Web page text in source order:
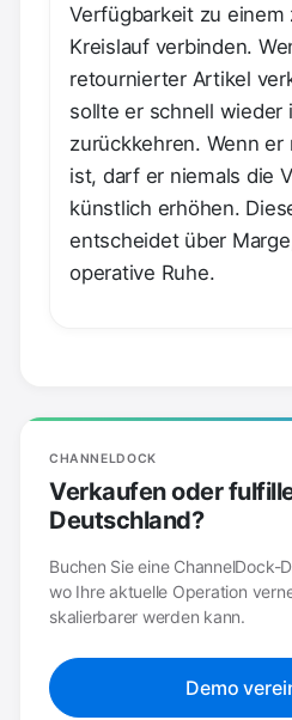
Verfügbarkeit zu einem
Kreislauf verbinden.
retournierter Artikel
sollte er schnell wieder
zurückkehren. Wenn
ist, darf er niemals die
künstlich erhöhen.
entscheidet über
operative Ruhe.
CHANNELDOCK
Verkaufen oder
Deutschland?
Buchen Sie eine ChannelDock-
wo Ihre aktuelle Operation
skalierbarer werden kann.
Demo